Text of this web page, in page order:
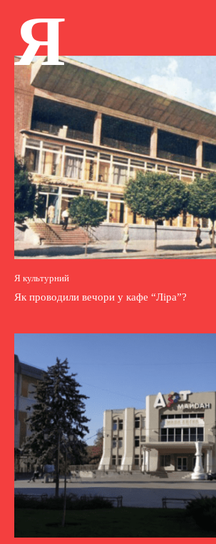
Я
Я культурний
Як проводили вечори у кафе “Ліра”?